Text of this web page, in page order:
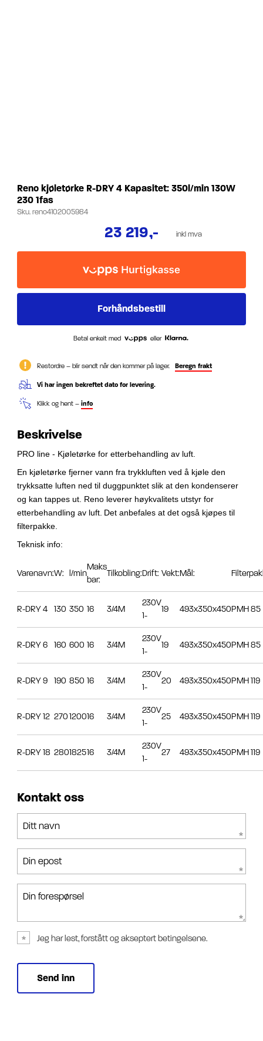
Reno kjøletørke R-DRY 4 Kapasitet: 350l/min 130W
230 1fas
Sku.reno4102005984
23 219,- inkl mva
Betal enkelt med eller
Restordre – blir sendt når den kommer på lager. Beregn frakt
Vi har ingen bekreftet dato for levering.
Klikk og hent – info
Beskrivelse
PRO line - Kjøletørke for etterbehandling av luft.
En kjøletørke fjerner vann fra trykkluften ved å kjøle den
trykksatte luften ned til duggpunktet slik at den kondenserer
og kan tappes ut. Reno leverer høykvalitets utstyr for
etterbehandling av luft. Det anbefales at det også kjøpes til
filterpakke.
Teknisk info:
Varenavn:W: l/min
Maks
bar:
Tilkobling:Drift: Vekt:Mål:
R-DRY 4 130 350 16 3/4M
230V
1-
19 493x350x450PMH 85
R-DRY 6 160 600 16 3/4M
230V
1-
19 493x350x450PMH 85
R-DRY 9 190 850 16 3/4M
230V
1-
20 493x350x450PMH 119
R-DRY 12 270120016 3/4M
230V
1-
25 493x350x450PMH 119
R-DRY 18 280182516 3/4M
230V
1-
27 493x350x450PMH 119
Kontakt oss
Ditt navn
Din epost
Din forespørsel
Jeg har lest, forstått og akseptert betingelsene.